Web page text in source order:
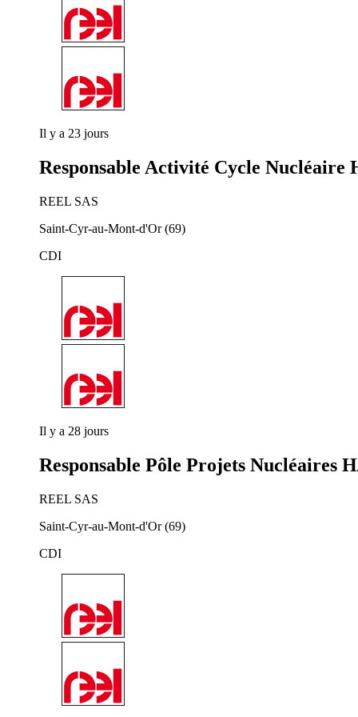
Il y a 23 jours
Responsable Activité Cycle Nucléaire
REEL SAS
Saint-Cyr-au-Mont-d'Or (69)
CDI
Il y a 28 jours
Responsable Pôle Projets Nucléaires
REEL SAS
Saint-Cyr-au-Mont-d'Or (69)
CDI